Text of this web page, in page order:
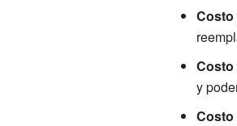
Costo
Costo
y
Costo